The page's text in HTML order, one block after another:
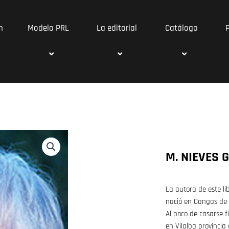
Modelo PRL La editorial Catálogo
M. NIEVES
La autora de este
nació en Cangas
Al poco de casarse
en Vilalba